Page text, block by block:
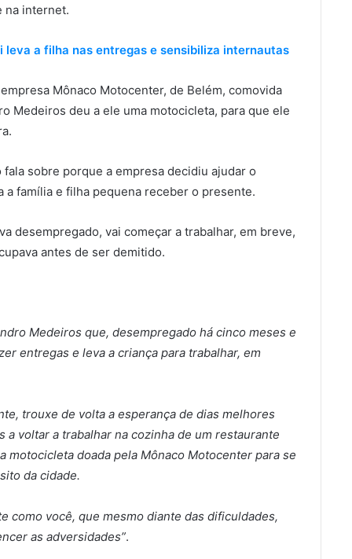
na internet.
leva a filha nas entregas e sensibiliza internautas
Mônaco Motocenter, de Belém, comovida
Medeiros deu a ele uma motocicleta, para que ele
sobre porque a empresa decidiu ajudar o
família e filha pequena receber o presente.
desempregado, vai começar a trabalhar, em breve,
antes de ser demitido.
Medeiros que, desempregado há cinco meses e
entregas e leva a criança para trabalhar, em
trouxe de volta a esperança de dias melhores
voltar a trabalhar na cozinha de um restaurante
motocicleta doada pela Mônaco Motocenter para se
da cidade.
como você, que mesmo diante das dificuldades,
as adversidades”.